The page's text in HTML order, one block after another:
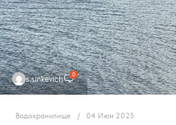
s.sinkevich 0
Водохранилище 04 Июн 2025